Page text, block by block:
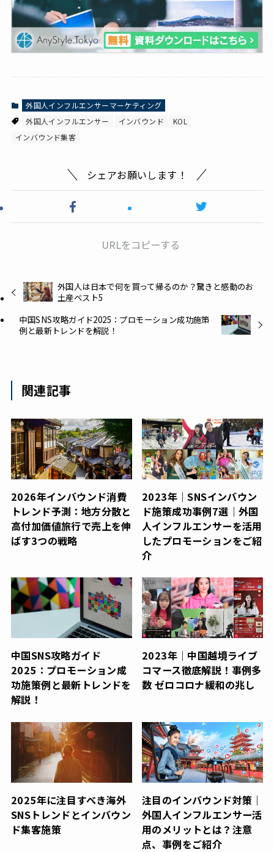
外国人インフルエンサーマーケティング
外国人インフルエンサー
インバウンド
KOL
インバウンド集客
シェアお願いします！
URLをコピーする
外国人は日本で何を買って帰るのか？驚きと感動のお
土産ベスト5
中国SNS攻略ガイド2025：プロモーション成功施策
例と最新トレンドを解説！
関連記事
2026年インバウンド消費
トレンド予測：地方分散と
高付加価値旅行で売上を伸
ばす3つの戦略
2023年｜SNSインバウン
ド施策成功事例7選｜外国
人インフルエンサーを活用
したプロモーションをご紹
介
中国SNS攻略ガイド
2025：プロモーション成
功施策例と最新トレンドを
解説！
2023年｜中国越境ライブ
コマース徹底解説！事例多
数 ゼロコロナ緩和の兆し
2025年に注目すべき海外
SNSトレンドとインバウン
ド集客施策
注目のインバウンド対策｜
外国人インフルエンサー活
用のメリットとは？注意
点、事例をご紹介